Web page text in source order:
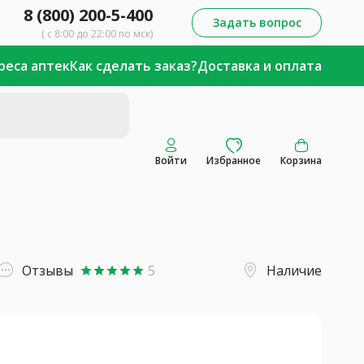
8 (800) 200-5-400
( с 8:00 до 22:00 по мск)
Задать вопрос
аптекКак сделать заказ?Доставка и оплата
Войти Избранное Корзина
Отзывы starstarstarstarstar 5 Наличие